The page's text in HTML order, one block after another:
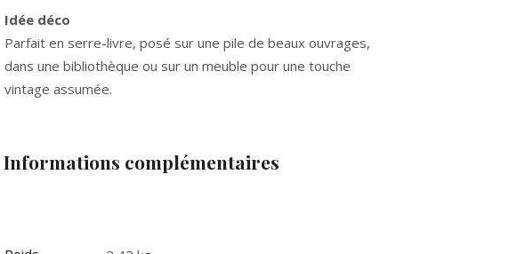
Idée déco
Parfait en serre-livre, posé sur une pile de beaux ouvrages,
dans une bibliothèque ou sur un meuble pour une touche
vintage assumée.
Informations complémentaires